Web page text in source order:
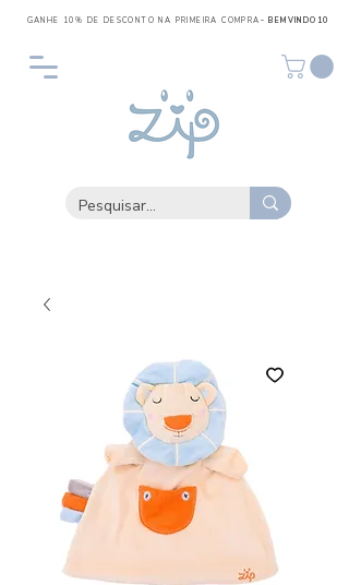
GANHE 10% DE DESCONTO NA PRIMEIRA COMPRA - BEMVINDO10